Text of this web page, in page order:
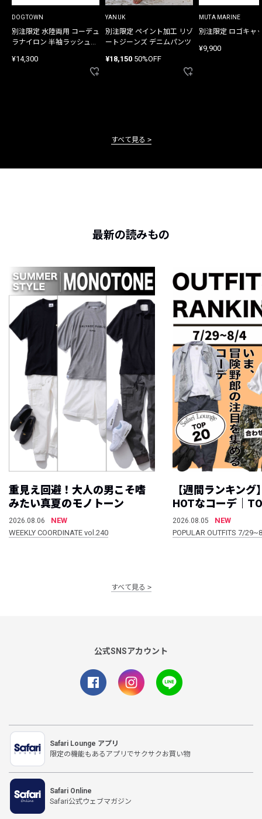
DOGTOWN
別注限定 水陸両用 コーデュ
ラナイロン 半袖ラッシュガ
¥14,300
YANUK
別注限定 ペイント加工 リゾ
ートジーンズ デニムパンツ
¥18,150 50%OFF
MUTA MARINE
別注限定 ロゴキャ
¥9,900
すべて見る
最新の読みもの
重見え回避！大人の男こそ嗜
みたい真夏のモノトーン
2026.08.06
NEW
WEEKLY COORDINATE vol.240
【週間ランキング
HOTなコーデ｜
2026.08.05
NEW
POPULAR OUTFITS 7/
すべて見る
公式SNSアカウント
Safari Lounge アプリ
限定の機能もあるアプリでサクサクお買い物
Safari Online
Safari公式ウェブマガジン